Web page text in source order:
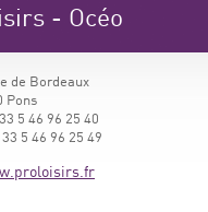
- Océo
de Bordeaux
Pons
5 46 96 25 40
5 46 96 25 49